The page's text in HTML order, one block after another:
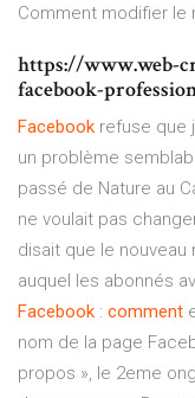
Comment modifier le
https://www.web-
facebook-
Facebook refuse que
un problème
passé de Nature au
ne voulait pas
disait que le
auquel les abonnés
Facebook : comment
nom de la page
propos », le 2eme